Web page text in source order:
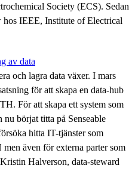
Society (ECS). Sedan
IEEE, Institute of Electrical
av data
och lagra data växer. I mars
för att skapa en data-hub
För att skapa ett system som
börjat titta på Senseable
hitta IT-tjänster som
även för externa parter som
Halverson, data-steward